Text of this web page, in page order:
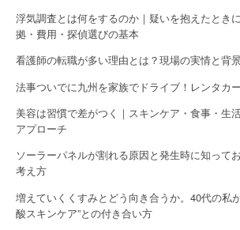
浮気調査とは何をするのか｜疑いを抱えたとき
拠・費用・探偵選びの基本
看護師の転職が多い理由とは？現場の実情と背
法事ついでに九州を家族でドライブ！レンタカ
美容は習慣で差がつく｜スキンケア・食事・生
アプローチ
ソーラーパネルが割れる原因と発生時に知って
考え方
増えていくくすみとどう向き合うか。40代の私
酸スキンケア”との付き合い方